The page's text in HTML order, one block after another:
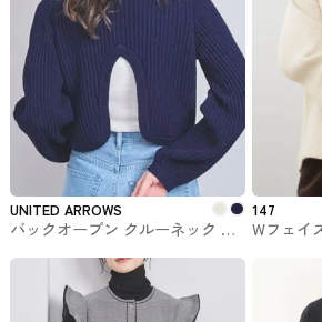
UNITED ARROWS
バックオープン クルーネック ニ
ス
147
Wフェイ